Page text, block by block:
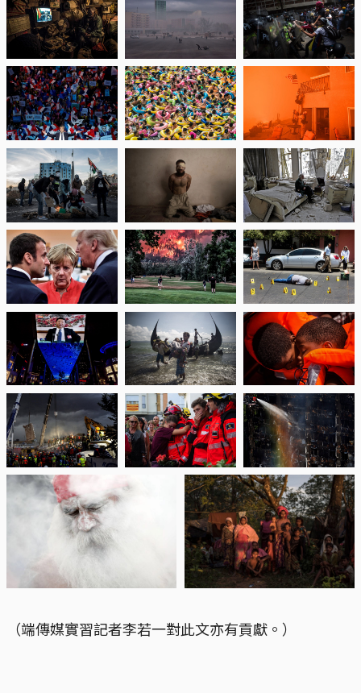
（端傳媒實習記者李若一對此文亦有貢獻。）